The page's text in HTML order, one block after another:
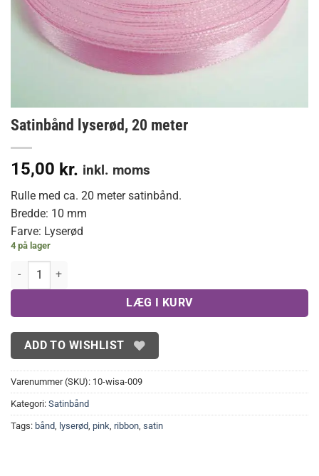
Satinbånd lyserød, 20 meter
15,00 kr. inkl. moms
Rulle med ca. 20 meter satinbånd.
Bredde: 10 mm
Farve: Lyserød
4 på lager
Satinbånd lyserød, 20 meter antal
LÆG I KURV
ADD TO WISHLIST
Varenummer (SKU): 10-wisa-009
Kategori: Satinbånd
Tags: bånd lyserød pink ribbon satin